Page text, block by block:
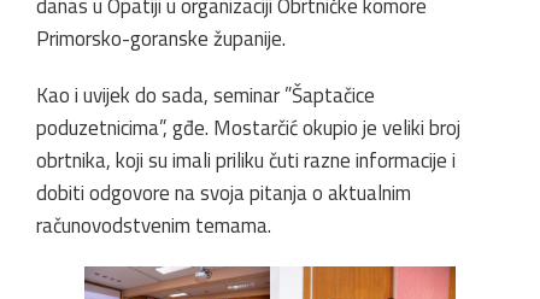
Primorsko-goranske županije.
Kao i uvijek do sada, seminar ”Šaptačice
poduzetnicima”, gđe. Mostarčić okupio je veliki broj
obrtnika, koji su imali priliku čuti razne informacije i
dobiti odgovore na svoja pitanja o aktualnim
računovodstvenim temama.